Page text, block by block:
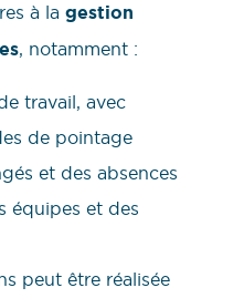
à la gestion
, notamment :
travail, avec
de pointage
et des absences
équipes et des
peut être réalisée